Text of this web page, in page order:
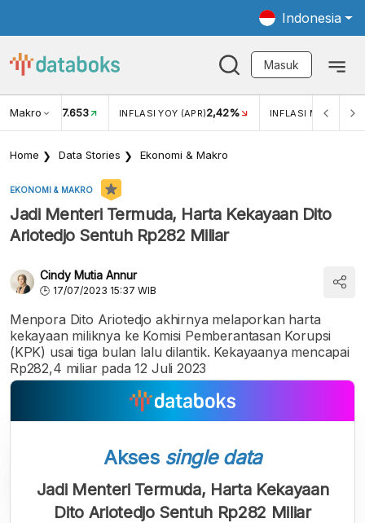
Indonesia
Masuk
Makro
USD/IDR 17.653 INFLASI YOY (APR)2,42% INFLASI MOM (APR)
Home Data Stories Ekonomi & Makro
EKONOMI & MAKRO
Jadi Menteri Termuda, Harta Kekayaan Dito
Ariotedjo Sentuh Rp282 Miliar
Cindy Mutia Annur
17/07/2023 15:37 WIB
Menpora Dito Ariotedjo akhirnya melaporkan harta
kekayaan miliknya ke Komisi Pemberantasan Korupsi
(KPK) usai tiga bulan lalu dilantik. Kekayaanya mencapai
Rp282,4 miliar pada 12 Juli 2023
Akses single data
Jadi Menteri Termuda, Harta Kekayaan
Dito Ariotedjo Sentuh Rp282 Miliar